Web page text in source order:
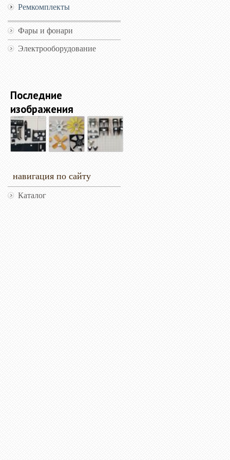
Ремкомплекты
Фары и фонари
Электрооборудование
Последние
изображения
навигация по сайту
Каталог